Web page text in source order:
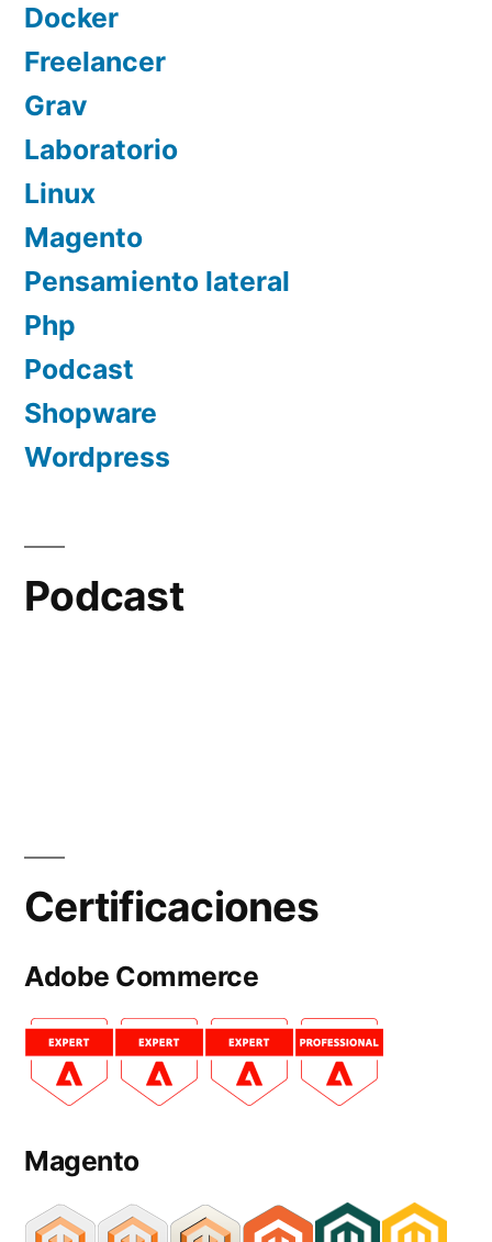
Docker
Freelancer
Grav
Laboratorio
Linux
Magento
Pensamiento lateral
Php
Podcast
Shopware
Wordpress
Podcast
Certificaciones
Adobe Commerce
Magento